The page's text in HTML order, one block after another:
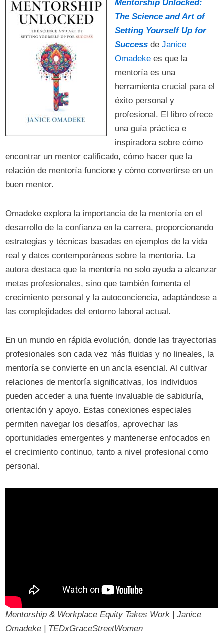
Mentorship Unlocked:
The Science and Art of
Setting Yourself Up for
Success deJanice
Omadeke es que la
mentoría es una
herramienta crucial para el
éxito personal y
profesional. El libro ofrece
una guía práctica e
inspiradora sobre cómo
encontrar un mentor calificado, cómo hacer que la
relación de mentoría funcione y cómo convertirse en un
buen mentor.
Omadeke explora la importancia de la mentoría en el
desarrollo de la confianza en la carrera, proporcionando
estrategias y técnicas basadas en ejemplos de la vida
real y datos contemporáneos sobre la mentoría. La
autora destaca que la mentoría no solo ayuda a alcanzar
metas profesionales, sino que también fomenta el
crecimiento personal y la autoconciencia, adaptándose a
las complejidades del entorno laboral actual.
En un mundo en rápida evolución, donde las trayectorias
profesionales son cada vez más fluidas y no lineales, la
mentoría se convierte en un ancla esencial. Al cultivar
relaciones de mentoría significativas, los individuos
pueden acceder a una fuente invaluable de sabiduría,
orientación y apoyo. Estas conexiones especiales
permiten navegar los desafíos, aprovechar las
oportunidades emergentes y mantenerse enfocados en
el crecimiento continuo, tanto a nivel profesional como
personal.
Mentorship & Workplace Equity Takes Work | Janice
Omadeke | TEDxGraceStreetWomen